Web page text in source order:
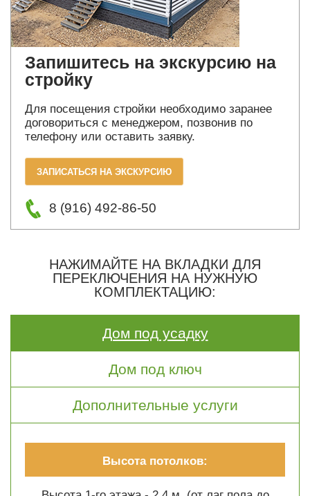
Запишитесь на экскурсию на
стройку
Для посещения стройки необходимо заранее
договориться с менеджером, позвонив по
телефону или оставить заявку.
ЗАПИСАТЬСЯ НА ЭКСКУРСИЮ
8 (916) 492-86-50
НАЖИМАЙТЕ НА ВКЛАДКИ ДЛЯ
ПЕРЕКЛЮЧЕНИЯ НА НУЖНУЮ
КОМПЛЕКТАЦИЮ:
Дом под усадку
Дом под ключ
Дополнительные услуги
Высота потолков: